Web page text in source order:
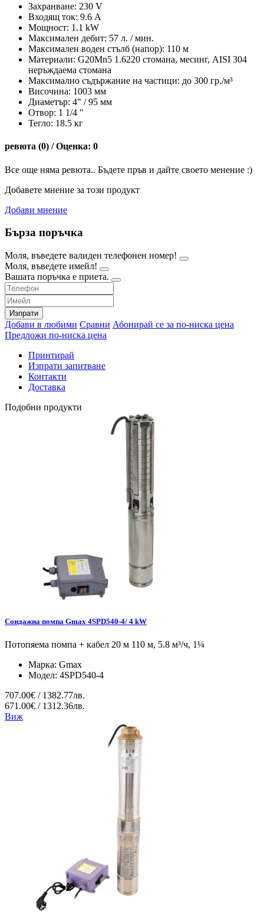
Захранване: 230 V
Входящ ток: 9.6 А
Мощност: 1.1 kW
Максимален дебит: 57 л. / мин.
Максимален воден стълб (напор): 110 м
Материали: G20Mn5 1.6220 стомана, месинг, AISI 304
неръждаема стомана
Максимално съдържание на частици: до 300 гр./м³
Височина: 1003 мм
Диаметър: 4" / 95 мм
Oтвор: 1 1/4 "
Тегло: 18.5 кг
ревюта (0) / Оценка: 0
Все още няма ревюта.. Бъдете пръв и дайте своето менение :)
Добавете мнение за този продукт
Добави мнение
Бърза поръчка
Моля, въведете валиден телефонен номер!
Моля, въведете имейл!
Вашата поръчка е приета.
Изпрати
Добави в любими Сравни Абонирай се за по-ниска цена
Предложи по-ниска цена
Принтирай
Изпрати запитване
Контакти
Доставка
Подобни продукти
Сондажна помпа Gmax 4SPD540-4/ 4 kW
Потопяема помпа + кабел 20 м 110 м, 5.8 м³/ч, 1¼
Марка: Gmax
Модел: 4SPD540-4
707.00€ / 1382.77лв.
671.00€ / 1312.36лв.
Виж